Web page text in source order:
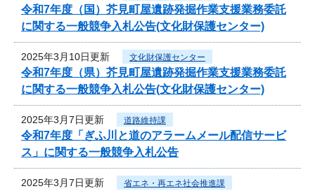
令和7年度（国）芥見町屋遺跡発掘作業支援業務委託
に関する一般競争入札公告(文化財保護センター)
2025年3月10日更新 文化財保護センター
令和7年度（県）芥見町屋遺跡発掘作業支援業務委託
に関する一般競争入札公告(文化財保護センター)
2025年3月7日更新 道路維持課
令和7年度「ぎふ川と道のアラームメール配信サービ
ス」に関する一般競争入札公告
2025年3月7日更新 省エネ・再エネ社会推進課